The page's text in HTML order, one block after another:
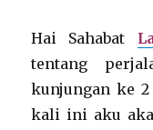
Hai Sahabat
tentang
kunjungan ke
kali ini aku